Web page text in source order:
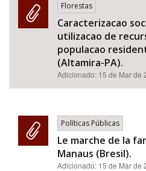
Florestas
Caracterizacao
utilizacao de
populacao
(Altamira-PA).
Adicionado: 15 de Mar de
Políticas Públicas
Le marche de la
Manaus (Bresil).
Adicionado: 15 de Mar de